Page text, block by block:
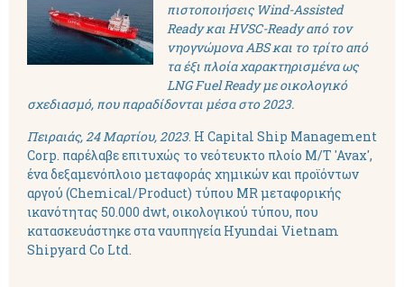
πιστοποιήσεις Wind-Assisted
Ready και HVSC-Ready από τον
νηογνώμονα ABS και το τρίτο από
τα έξι πλοία χαρακτηρισμένα ως
LNG Fuel Ready με οικολογικό
σχεδιασμό, που παραδίδονται μέσα στο 2023.
Πειραιάς, 24 Μαρτίου, 2023. Η Capital Ship Management
Corp. παρέλαβε επιτυχώς το νεότευκτο πλοίο M/T 'Avax',
ένα δεξαμενόπλοιο μεταφοράς χημικών και προϊόντων
αργού (Chemical/Product) τύπου MR μεταφορικής
ικανότητας 50.000 dwt, οικολογικού τύπου, που
κατασκευάστηκε στα ναυπηγεία Hyundai Vietnam
Shipyard Co Ltd.